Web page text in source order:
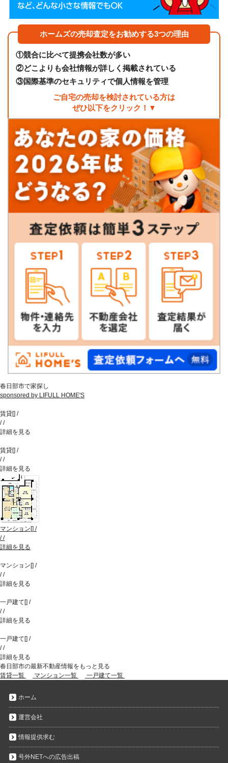
ホームズの売却査定をお勧めする3つの理由
①競合に比べて提携会社数が多い
②どこよりも会社情報が詳しく掲載されている
③国際基準のセキュリティで個人情報を管理
ご自宅の売却を検討されている方は
ぜひ以下をクリック！▼
春日部市で家探し
sponsored by LIFULL HOME'S
賃貸[] /
//
詳細を見る
賃貸[] /
//
詳細を見る
マンション[] /
//
詳細を見る
マンション[] /
//
詳細を見る
一戸建て[] /
//
詳細を見る
一戸建て[] /
//
詳細を見る
春日部市の最新不動産情報をもっと見る
賃貸一覧
マンション一覧 一戸建て一覧
ホーム
運営会社
情報提供求む
号外NETへの広告出稿